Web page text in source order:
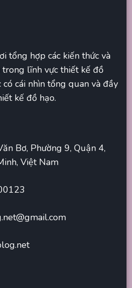
tổng hợp các kiến thức và
trong lĩnh vực thiết kế đồ
có cái nhìn tổng quan và đầy
kế đồ hạo.
Bơ, Phường 9, Quận 4,
Việt Nam